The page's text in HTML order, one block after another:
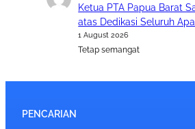
Ketua PTA Papua Barat
atas Dedikasi Seluruh
1 August 2026
Tetap semangat
PENCARIAN